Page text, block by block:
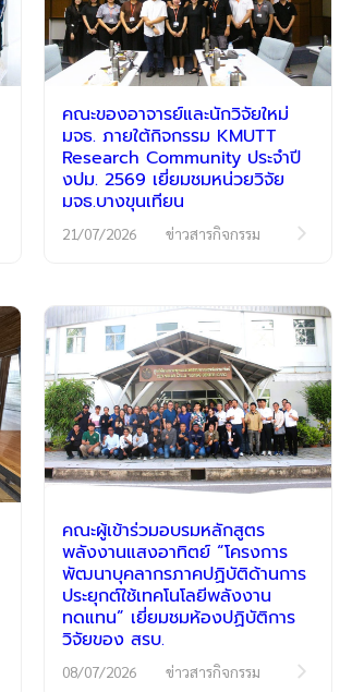
คณะของอาจารย์และนักวิจัยใหม่
มจธ. ภายใต้กิจกรรม KMUTT
Research Community ประจำปี
งปม. 2569 เยี่ยมชมหน่วยวิจัย
มจธ.บางขุนเทียน
21/07/2026 ข่าวสารกิจกรรม
คณะผู้เข้าร่วมอบรมหลักสูตร
พลังงานแสงอาทิตย์ “โครงการ
พัฒนาบุคลากรภาคปฏิบัติด้านการ
ประยุกต์ใช้เทคโนโลยีพลังงาน
ทดแทน” เยี่ยมชมห้องปฏิบัติการ
วิจัยของ สรบ.
08/07/2026 ข่าวสารกิจกรรม